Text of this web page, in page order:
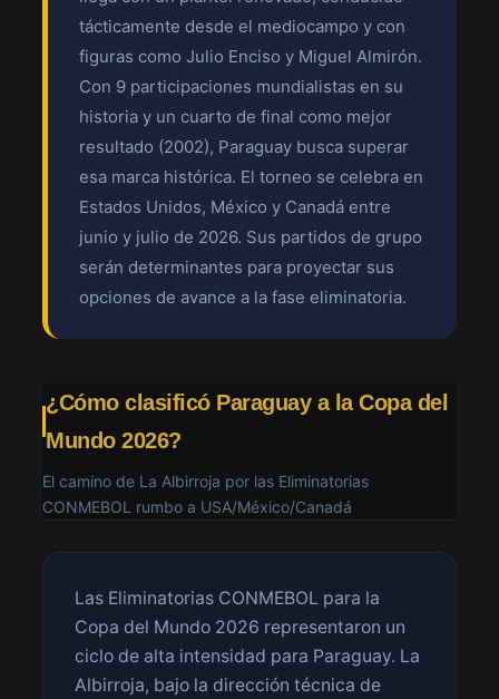
tácticamente desde el mediocampo y con
figuras como Julio Enciso y Miguel Almirón.
Con 9 participaciones mundialistas en su
historia y un cuarto de final como mejor
resultado (2002), Paraguay busca superar
esa marca histórica. El torneo se celebra en
Estados Unidos, México y Canadá entre
junio y julio de 2026. Sus partidos de grupo
serán determinantes para proyectar sus
opciones de avance a la fase eliminatoria.
¿Cómo clasificó Paraguay a la Copa del
Mundo 2026?
El camino de La Albirroja por las Eliminatorias
CONMEBOL rumbo a USA/México/Canadá
Las Eliminatorias CONMEBOL para la
Copa del Mundo 2026 representaron un
ciclo de alta intensidad para Paraguay. La
Albirroja, bajo la dirección técnica de